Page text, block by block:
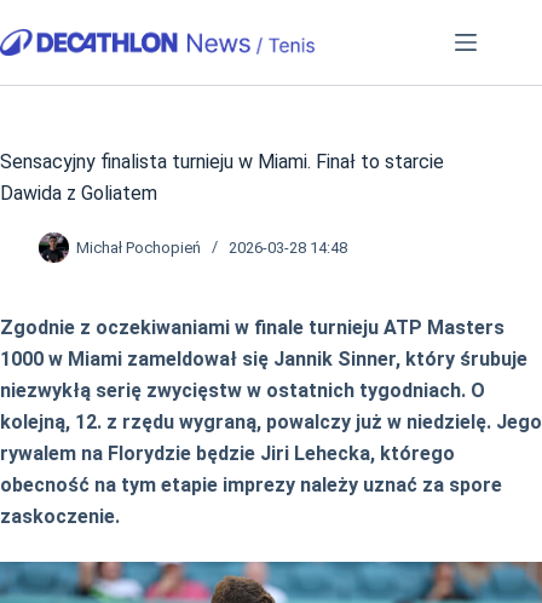
do
Sensacyjny finalista turnieju w Miami. Finał to starcie
Dawida z Goliatem
Michał Pochopień 2026-03-28 14:48
Zgodnie z oczekiwaniami w finale turnieju ATP Masters
1000 w Miami zameldował się Jannik Sinner, który śrubuje
niezwykłą serię zwycięstw w ostatnich tygodniach. O
kolejną, 12. z rzędu wygraną, powalczy już w niedzielę. Jego
rywalem na Florydzie będzie Jiri Lehecka, którego
obecność na tym etapie imprezy należy uznać za spore
zaskoczenie.